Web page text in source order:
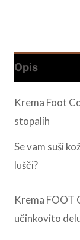
Opis
Krema Foot
stopalih
Se vam suši
lušči?
Krema FOOT
učinkovito